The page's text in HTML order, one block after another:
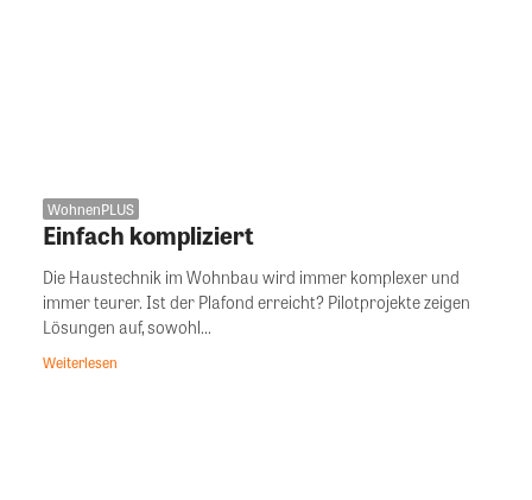
WohnenPLUS
Einfach kompliziert
Die Haustechnik im Wohnbau wird immer komplexer und
immer teurer. Ist der Plafond erreicht? Pilotprojekte zeigen
Lösungen auf, sowohl...
Weiterlesen